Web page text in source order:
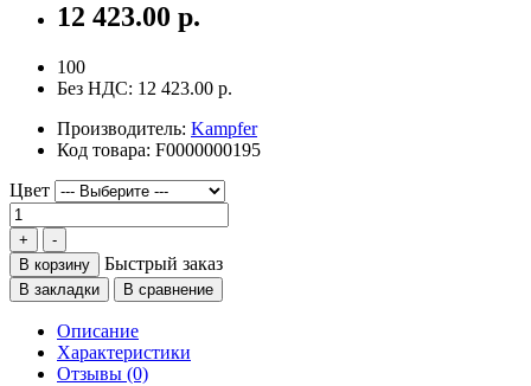
12 423.00 р.
100
Без НДС: 12 423.00 р.
Производитель: Kampfer
Код товара: F0000000195
Цвет
В корзину Быстрый заказ
В закладки В сравнение
Описание
Характеристики
Отзывы (0)